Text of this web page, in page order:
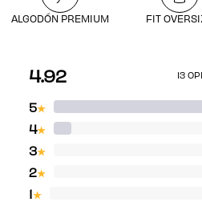
ALGODÓN PREMIUM FIT
4.92 13
5★
4★
3★
2★
1★